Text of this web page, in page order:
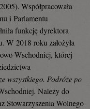
Współpracowała
i Parlamentu
funkcję dyrektora
W 2018 roku założyła
Wschodniej, której
wszystkiego. Podróże po
Należy do
Stowarzyszenia Wolnego